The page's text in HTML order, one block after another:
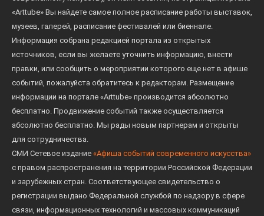
«Arttube» Вы найдете самое полное расписание работы выставок,
музеев, галерей, расписание фестивалей или биеннале.
Информация собрана редакцией портала из открытых
источников, если вы желаете уточнить информацию, внести
правки, или сообщить о мероприятии которого еще нет в афише
событий, пожалуйста обратитесь к редакторам. Размещение
информации на портале «Arttube» производится абсолютно
бесплатно. Продвижение событий также осуществляется
абсолютно бесплатно. Мы рады новым партнерам и открыты
для сотрудничества.
СМИ Сетевое издание «Афиша событий современного искусства»
с правом распространения на территории Российской Федерации
и зарубежных стран. Соответствующее свидетельство о
регистрации выдано Федеральной службой по надзору в сфере
связи, информационных технологий и массовых коммуникаций